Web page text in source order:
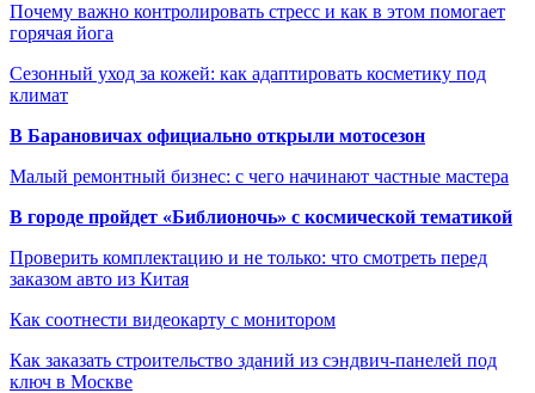
Почему важно контролировать стресс и как в этом помогает
горячая йога
Сезонный уход за кожей: как адаптировать косметику под
климат
В Барановичах официально открыли мотосезон
Малый ремонтный бизнес: с чего начинают частные мастера
В городе пройдет «Библионочь» с космической тематикой
Проверить комплектацию и не только: что смотреть перед
заказом авто из Китая
Как соотнести видеокарту с монитором
Как заказать строительство зданий из сэндвич-панелей под
ключ в Москве